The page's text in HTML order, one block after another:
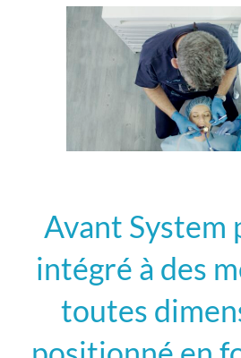
Avant System
intégré à des
toutes